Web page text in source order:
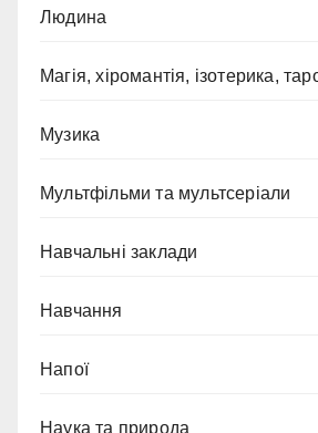
Людина
Магія, хіромантія, ізотерика,
Музика
Мультфільми та мультсеріали
Навчальні заклади
Навчання
Напої
Наука та природа